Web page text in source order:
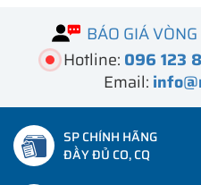
BÁO GIÁ
Hotline: 096 123
Email:
SP CHÍNH HÃNG
ĐẦY ĐỦ CO, CQ